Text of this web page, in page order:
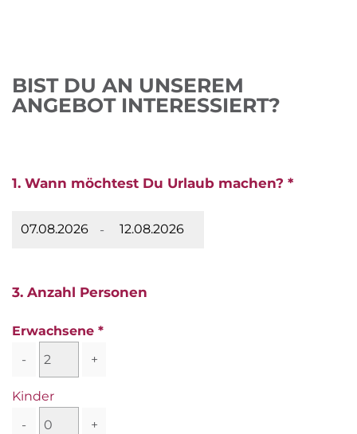
BIST DU AN UNSEREM
ANGEBOT INTERESSIERT?
1. Wann möchtest Du Urlaub machen? *
-
3. Anzahl Personen
Erwachsene
-
+
Kinder
-
+